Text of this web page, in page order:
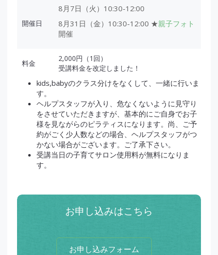
開催日
8月7日（火）10:30-12:00
8月31日（金）10:30-12:00 ★親子フォト
開催
料金
2,000円（1回）
受講料金を改定しました！
kids,babyのクラス分けをなくして、一緒に行いま
す。
ヘルプスタッフが入り、危なくないように見守り
をさせていただきますが、基本的にご自身でお子
様を見ながらのピラティスになります。尚、ご予
約がごく少人数などの場合、ヘルプスタッフがつ
かない場合がございます。ご了承下さい。
受講当日の子育てサロン使用料が無料になりま
す。
お申し込みはこちら
お申し込みフォーム